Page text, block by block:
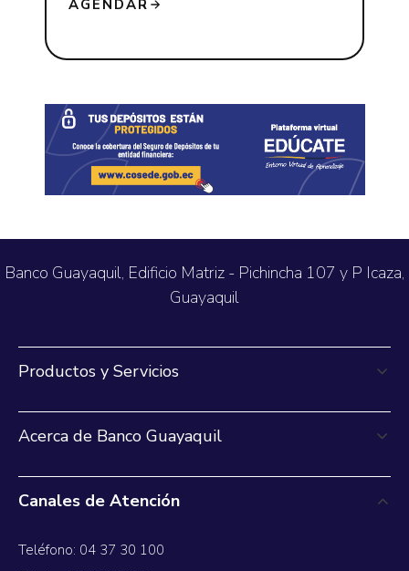
AGENDAR
Banco Guayaquil, Edificio Matriz - Pichincha 107 y P Icaza,
Guayaquil
Productos y Servicios
Acerca de Banco Guayaquil
Canales de Atención
Teléfono: 04 37 30 100